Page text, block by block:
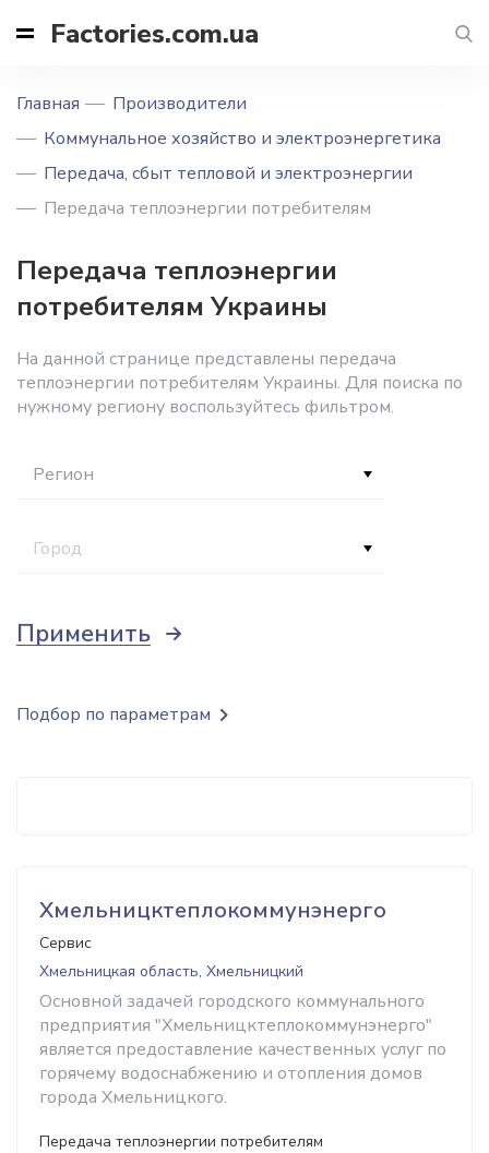
Factories.com.ua
Главная
Производители
Коммунальное хозяйство и электроэнергетика
Передача, сбыт тепловой и электроэнергии
Передача теплоэнергии потребителям
Передача теплоэнергии
потребителям Украины
На данной странице представлены передача
теплоэнергии потребителям Украины. Для поиска по
нужному региону воспользуйтесь фильтром.
Регион
Город
Применить
Хмельницктеплокоммунэнерго
Сервис
Хмельницкая область, Хмельницкий
Основной задачей городского коммунального
предприятия "Хмельницктеплокоммунэнерго"
является предоставление качественных услуг по
горячему водоснабжению и отопления домов
города Хмельницкого.
Передача теплоэнергии потребителям
Подбор по параметрам